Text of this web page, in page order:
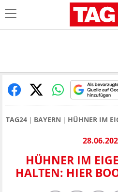
TAG24 BAYERN HÜHNER IM
HÜHNER IM
HALTEN: HIER